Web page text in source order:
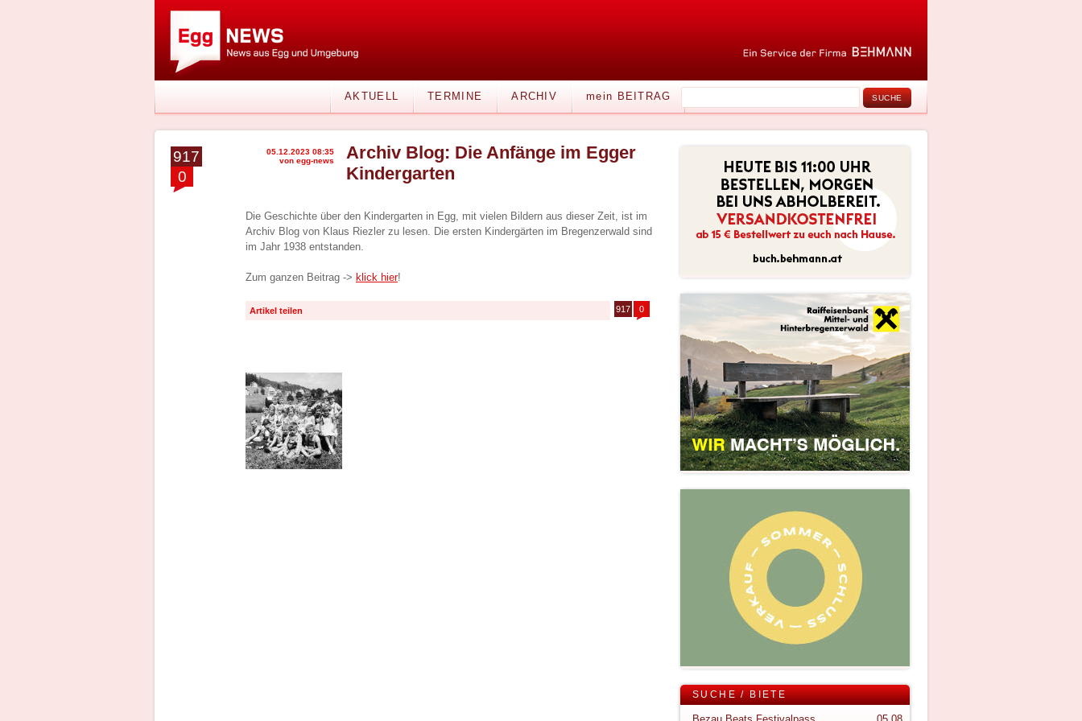
AKTUELL TERMINE ARCHIV mein BEITRAG
917
0
05.12.2023 08:35
von egg-news
Archiv Blog: Die Anfänge im Egger
Kindergarten
Die Geschichte über den Kindergarten in Egg, mit vielen Bildern aus dieser Zeit, ist im
Archiv Blog von Klaus Riezler zu lesen. Die ersten Kindergärten im Bregenzerwald sind
im Jahr 1938 entstanden.
Zum ganzen Beitrag -> klick hier!
Artikel teilen 917 0
SUCHE / BIETE